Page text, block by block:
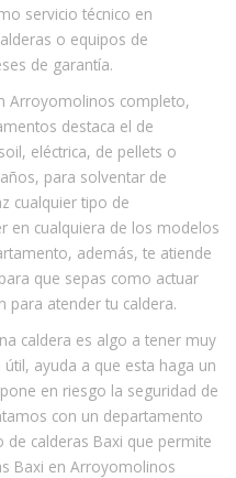
servicio técnico en
o equipos de
de garantía.
Arroyomolinos completo,
destaca el de
eléctrica, de pellets o
para solventar de
cualquier tipo de
en cualquiera de los modelos
además, te atiende
que sepas como actuar
para atender tu caldera.
caldera es algo a tener muy
ayuda a que esta haga un
en riesgo la seguridad de
con un departamento
calderas Baxi que permite
Baxi en Arroyomolinos